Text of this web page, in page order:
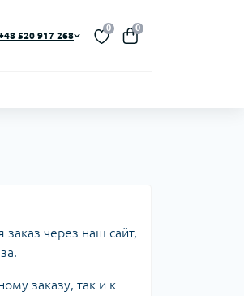
520 917 268
0 0
заказ через наш сайт,
заказу, так и к